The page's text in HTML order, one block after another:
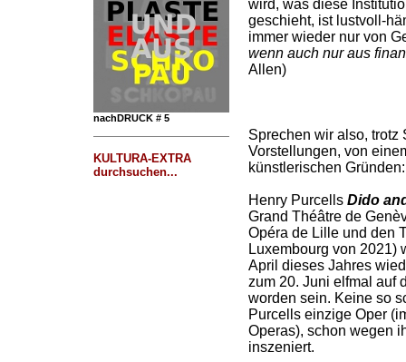
nachDRUCK # 5
KULTURA-EXTRA
durchsuchen...
wird, was diese
geschieht, ist lustvoll-
immer wieder nur von
wenn auch nur aus
Allen)
Sprechen wir also,
Vorstellungen, von
künstlerischen Gründen:
Henry Purcells Dido
Grand Théâtre de
Opéra de Lille und den
Luxembourg von 2021)
April dieses Jahres
zum 20. Juni elfmal auf
worden sein. Keine so
Purcells einzige Oper
Operas), schon wegen
inszeniert.